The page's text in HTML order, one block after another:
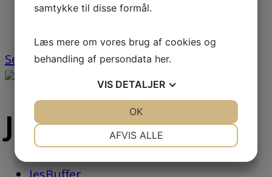
JesBelt® A-FG
Se kategori
JesBuffer
samtykke til disse formål.
Læs mere om vores brug af cookies og
behandling af persondata her.
VIS DETALJER
MARKETING
AFVIS ALLE
OK